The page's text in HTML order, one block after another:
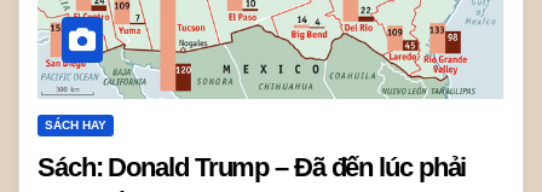
SÁCH HAY
Sách: Donald Trump – Đã đến lúc phải